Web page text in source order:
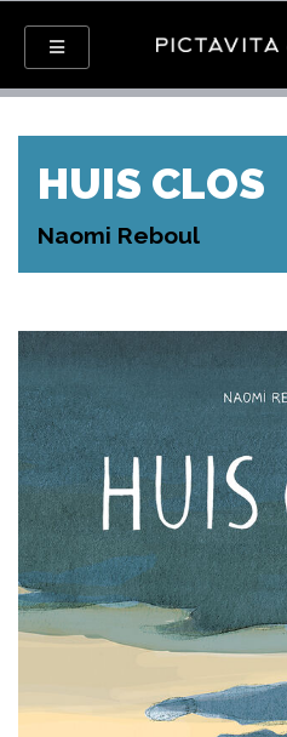
HUIS CLOS
Naomi Reboul